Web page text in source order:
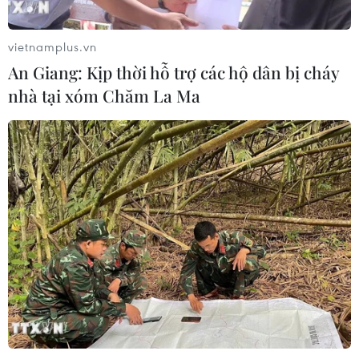
Lãnh đạo EU kêu gọi 'hành động
03/08/2026 14:35
Xem thêm
CƠ QUAN CHỦ QUẢN: THÔNG TẤN XÃ VIỆT NAM
Tổng Biên tập: TRẦN TIẾN DUẨN
Phó Tổng Biên tập: NGUYỄN THỊ TÁM, KHÚC THANH
THỦY
vietnamplus.vn
An Giang: Kịp thời hỗ trợ các hộ dân bị cháy
nhà tại xóm Chăm La Ma